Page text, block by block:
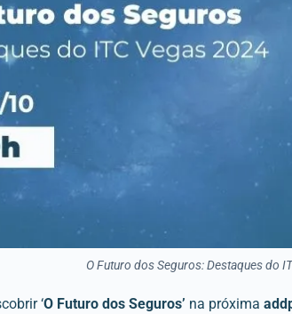
O Futuro dos Seguros: Destaques do
‘O Futuro dos Seguros’ na próxima